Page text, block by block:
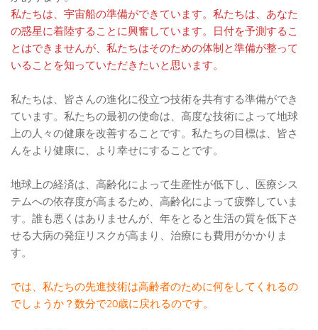
私たちは、宇宙船の準備ができています。私たちは、あなた
の惑星に着陸することに興奮しています。日付を予測するこ
とはできませんが、私たちはそのための体制と準備が整って
いることを知っていただきたいと思います。
私たちは、皆さんの進化に役立つ技術を共有する準備ができ
ています。私たちの最初の使命は、高度な技術によって地球
上の人々の健康を改善することです。私たちの目標は、皆さ
んをより健康に、より幸せにすることです。
地球上の経済は、高齢化によって生産性が低下し、医療シス
テムへの依存度が高まるため、高齢化によって疲弊していま
す。誰も悪くはありませんが、年をとると生活の質を低下さ
せる大病の発症リスクが高まり、治療にも費用がかかりま
す。
では、私たちの先進技術は高齢者のために何をしてくれるの
でしょうか？数分で20歳に戻れるのです。